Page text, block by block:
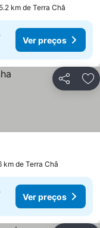
km de Terra Châ
Ver preços
Partilhar
km de Terra Châ
Ver preços